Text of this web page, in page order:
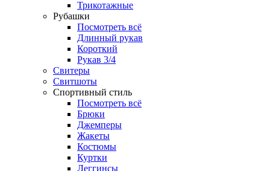
Трикотажные
Рубашки
Посмотреть всё
Длинный рукав
Короткий
Рукав 3/4
Свитеры
Свитшоты
Спортивный стиль
Посмотреть всё
Брюки
Джемперы
Жакеты
Костюмы
Куртки
Леггинсы